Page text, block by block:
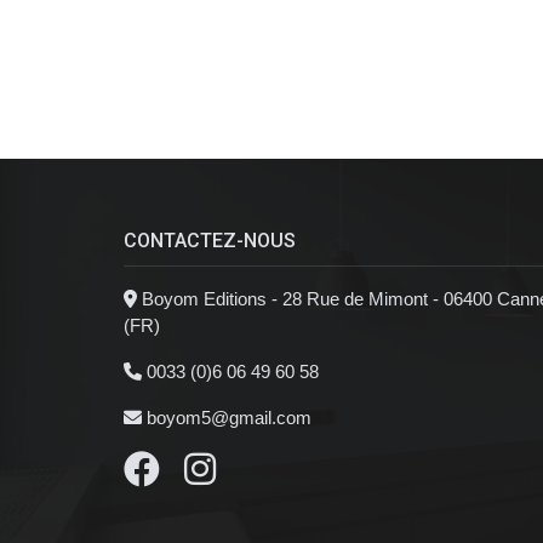
CONTACTEZ-NOUS
Boyom Editions - 28 Rue de Mimont - 06400
(FR)
0033 (0)6 06 49 60 58
boyom5@gmail.com